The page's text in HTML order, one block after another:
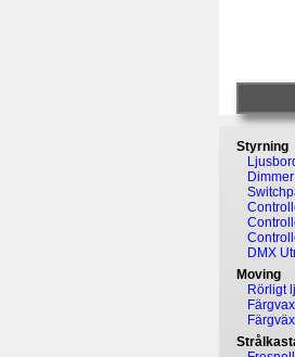
Styrning
Dimmer
DMX
Moving
Rörligt